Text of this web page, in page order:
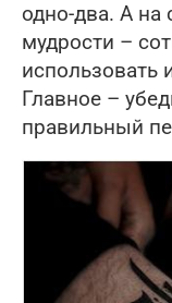
одно-два. А на
мудрости –
использовать
Главное –
правильный